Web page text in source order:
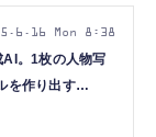
。1枚の人物写
を作り出す
Mon 8:38